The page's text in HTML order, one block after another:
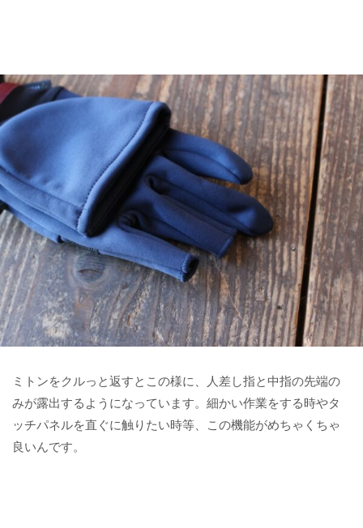
ミトンをクルっと返すとこの様に、人差し指と中指の先端の
みが露出するようになっています。細かい作業をする時やタ
ッチパネルを直ぐに触りたい時等、この機能がめちゃくちゃ
良いんです。